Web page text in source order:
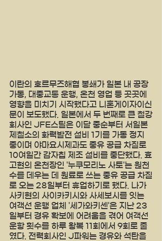
이란의 호르무즈해협 봉쇄가 일본 내 공장
가동, 대중교통 운행, 온천 영업 등 곳곳에
영향을 미치기 시작했다고 니혼게이자이신
문이 보도했다. 일본에서 두 번째로 큰 철강
회사인 JFE스틸은 이달 중순부터 서일본
제철소의 화력발전 설비 1기를 가동 정지
중이며 야마요시제과도 중유 공급 차질로
10여일간 감자칩 제조 설비를 중단했다. 효
고현의 온천장인 '누쿠모리노 사토'는 원천
수를 데우는 데 원료로 쓰는 중유 공급 차질
로 오는 28일부터 휴업하기로 했다. 나가
사키현의 사이카키시와 사세보시를 잇는
여객선 운행 업체 '세가와키센'은 지난 23
일부터 경유 확보에 어려움을 겪어 여객선
운항 횟수를 하루 왕복 11회에서 9회로 줄
였다. 전력회사인 J파워는 경유와 석탄을